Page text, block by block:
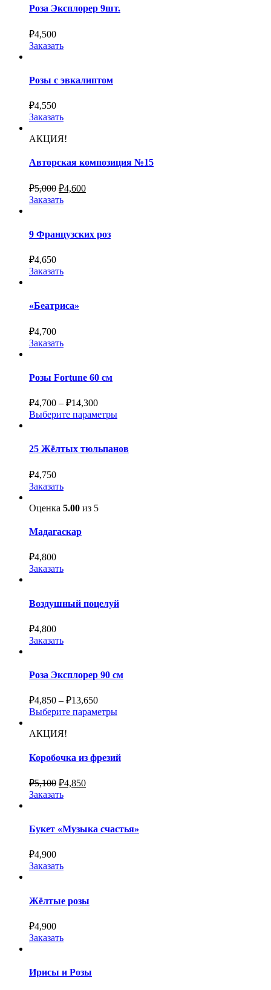
Роза Эксплорер 9шт.
₽4,500
Заказать
Розы с эвкалиптом
₽4,550
Заказать
АКЦИЯ!
Авторская композиция №15
₽5,000 ₽4,600
Заказать
9 Французских роз
₽4,650
Заказать
«Беатриса»
₽4,700
Заказать
Розы Fortune 60 см
₽4,700 – ₽14,300
Выберите параметры
25 Жёлтых тюльпанов
₽4,750
Заказать
Оценка 5.00 из 5
Мадагаскар
₽4,800
Заказать
Воздушный поцелуй
₽4,800
Заказать
Роза Эксплорер 90 см
₽4,850 – ₽13,650
Выберите параметры
АКЦИЯ!
Коробочка из фрезий
₽5,100 ₽4,850
Заказать
Букет «Музыка счастья»
₽4,900
Заказать
Жёлтые розы
₽4,900
Заказать
Ирисы и Розы